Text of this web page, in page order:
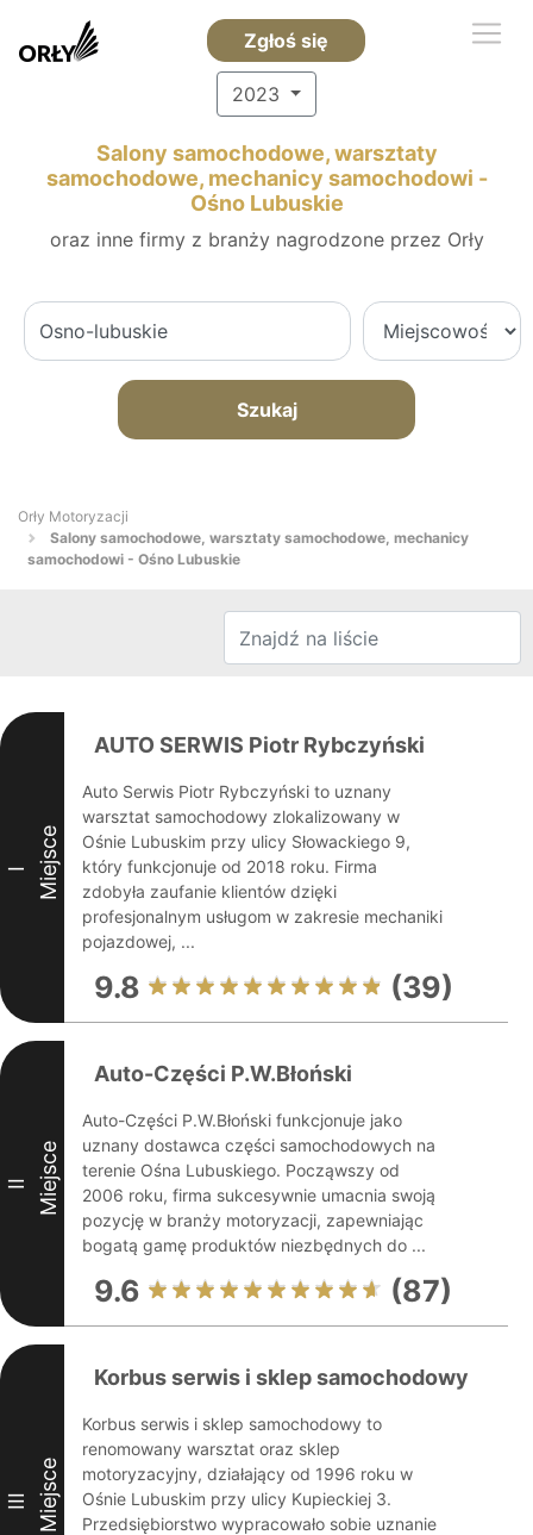
Zgłoś się
2023
Salony samochodowe, warsztaty
samochodowe, mechanicy samochodowi -
Ośno Lubuskie
oraz inne firmy z branży nagrodzone przez Orły
Szukaj
Orły Motoryzacji
Salony samochodowe, warsztaty samochodowe, mechanicy
samochodowi - Ośno Lubuskie
I Miejsce
AUTO SERWIS Piotr Rybczyński
Auto Serwis Piotr Rybczyński to uznany
warsztat samochodowy zlokalizowany w
Ośnie Lubuskim przy ulicy Słowackiego 9,
który funkcjonuje od 2018 roku. Firma
zdobyła zaufanie klientów dzięki
profesjonalnym usługom w zakresie mechaniki
pojazdowej, ...
9.8 (39)
II Miejsce
Auto-Części P.W.Błoński
Auto-Części P.W.Błoński funkcjonuje jako
uznany dostawca części samochodowych na
terenie Ośna Lubuskiego. Począwszy od
2006 roku, firma sukcesywnie umacnia swoją
pozycję w branży motoryzacji, zapewniając
bogatą gamę produktów niezbędnych do ...
9.6 (87)
III Miejsce
Korbus serwis i sklep samochodowy
Korbus serwis i sklep samochodowy to
renomowany warsztat oraz sklep
motoryzacyjny, działający od 1996 roku w
Ośnie Lubuskim przy ulicy Kupieckiej 3.
Przedsiębiorstwo wypracowało sobie uznanie